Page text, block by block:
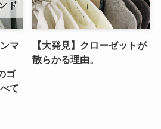
マ
ゴ
て
【大発見】クローゼットが
散らかる理由。